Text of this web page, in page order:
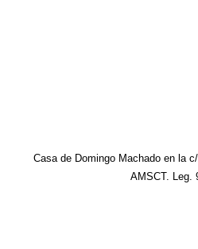
Casa de Domingo Machado en la
AMSCT. Leg.